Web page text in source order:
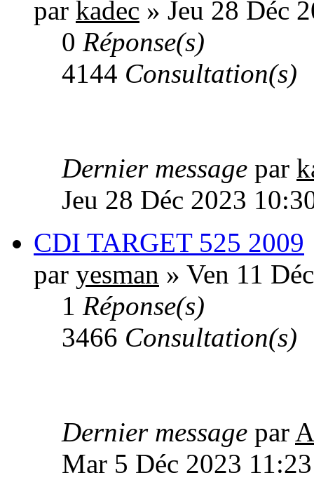
par kadec » Jeu 28 Déc
0 Réponse(s)
4144 Consultation(s)
Dernier message par
Jeu 28 Déc 2023
CDI TARGET 525 2009
par yesman » Ven 11
1 Réponse(s)
3466 Consultation(s)
Dernier message par
Mar 5 Déc 2023 11:23